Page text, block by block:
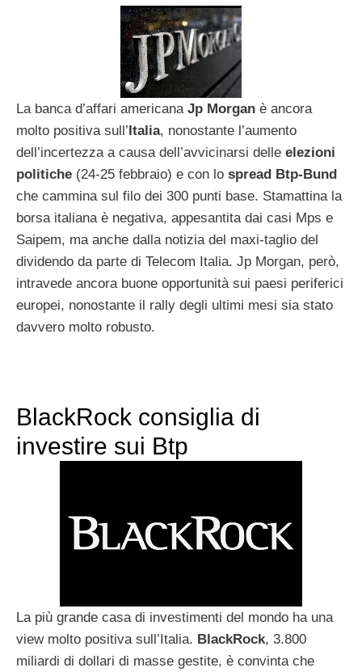
La banca d’affari americana Jp Morgan è ancora
molto positiva sull’ Italia, nonostante l’aumento
dell’incertezza a causa dell’avvicinarsi delle elezioni
politiche (24-25 febbraio) e con lo spread Btp-Bund
che cammina sul filo dei 300 punti base. Stamattina la
borsa italiana è negativa, appesantita dai casi Mps e
Saipem, ma anche dalla notizia del maxi-taglio del
dividendo da parte di Telecom Italia. Jp Morgan, però,
intravede ancora buone opportunità sui paesi periferici
europei, nonostante il rally degli ultimi mesi sia stato
davvero molto robusto.
BlackRock consiglia di
investire sui Btp
La più grande casa di investimenti del mondo ha una
view molto positiva sull’Italia. BlackRock, 3.800
miliardi di dollari di masse gestite, è convinta che